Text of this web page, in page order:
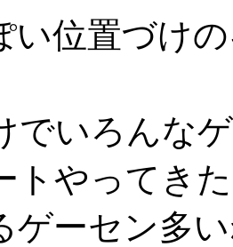
い位置づけ
でいろんな
トやってき
ゲーセン多